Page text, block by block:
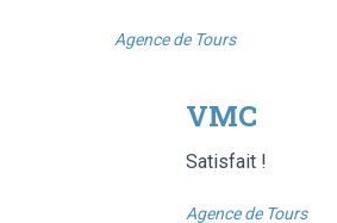
Agence de Tours
VMC
Satisfait !
Agence de Tours